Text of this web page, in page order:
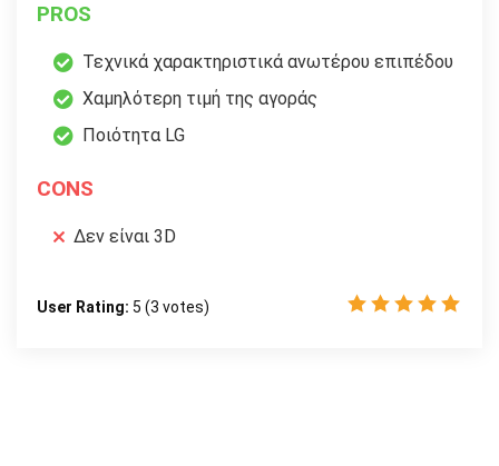
PROS
Τεχνικά χαρακτηριστικά ανωτέρου επιπέδου
Χαμηλότερη τιμή της αγοράς
Ποιότητα LG
CONS
Δεν είναι 3D
User Rating: 5 (3 votes)